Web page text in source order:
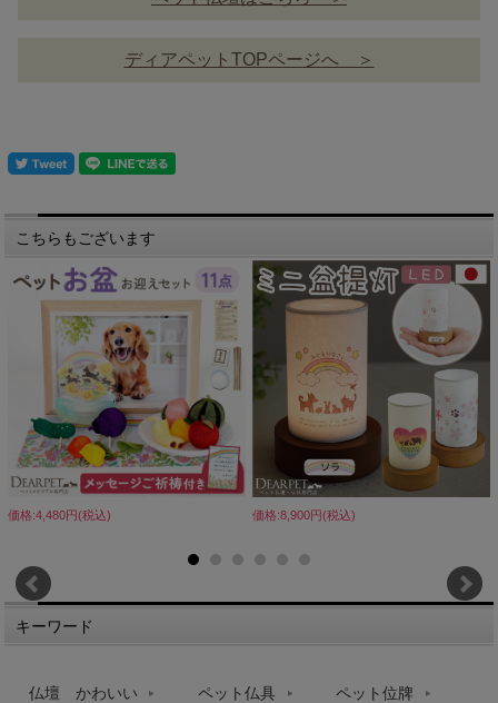
ディアペットTOPページへ ＞
こちらもございます
価格:4,480円(税込) 価格:8,900円(税込)
キーワード
仏壇 かわいい ペット仏具 ペット位牌